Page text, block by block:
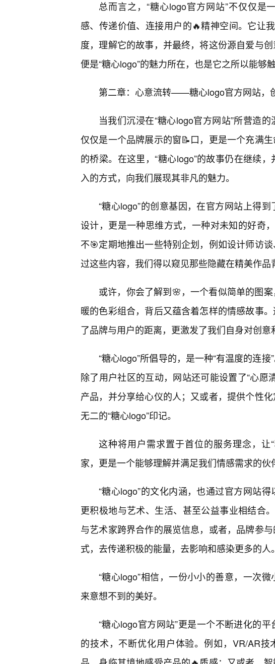
总而言之，“糖心logo官方网站”不仅仅是
感、传递价值、连接用户的🔥精神空间。它让
度，理解它的故事，并最终，将这份源自爱与
便是“糖心logo”的魅力所在，也是它之所以能够
第二章：心意流转——糖心logo官方网站，
当我们沉浸在“糖心logo官方网站”所营造
仅仅是一个品牌展示的窗📝口，更是一个充满
的桥梁。在这里，“糖心logo”的故事仍在继续
入的方式，向我们展现其非凡的魅力。
“糖心logo”的创意基因，在官方网站上得
设计，更是一种思维方式，一种对未知的好奇
不🎯定期地推出一些特别企划，例如设计师访
过这些内容，我们得以窥见那些隐藏在精美作品
或许，你会了解到🌸，一个看似简单的图
暖的色彩组合，背后又蕴含着怎样的情感故事
了品牌与用户的距离，更激发了我们自身对创意
“糖心logo”所倡导的，是一种“有温度的连
除了用户社区的互动，网站还可能设置了“心愿
产品，并分享给心仪的人；又或者，提供个性
无二的“糖心logo”印记。
这种将用户需求置于首位的服务理念，让
家，更是一个能够理解并满足我们情感需求的伙
“糖心logo”的文化内涵，也通过官方网站
更积极地与艺术、生活、甚至公益事业相结合
与艺术家跨界合作的展览信息，或者，品牌参
式，去传递积极的能量，去影响和感染更多的人。
“糖心logo”相信，一份小小的善意，一次
来意想不到的美好。
“糖心logo官方网站”更是一个不断进化的
的技术，不断优化用户体验。例如，VR/AR技